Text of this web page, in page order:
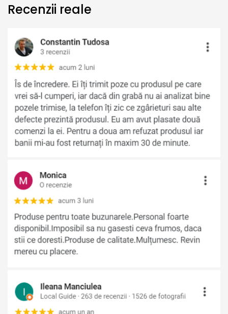
Recenzii reale